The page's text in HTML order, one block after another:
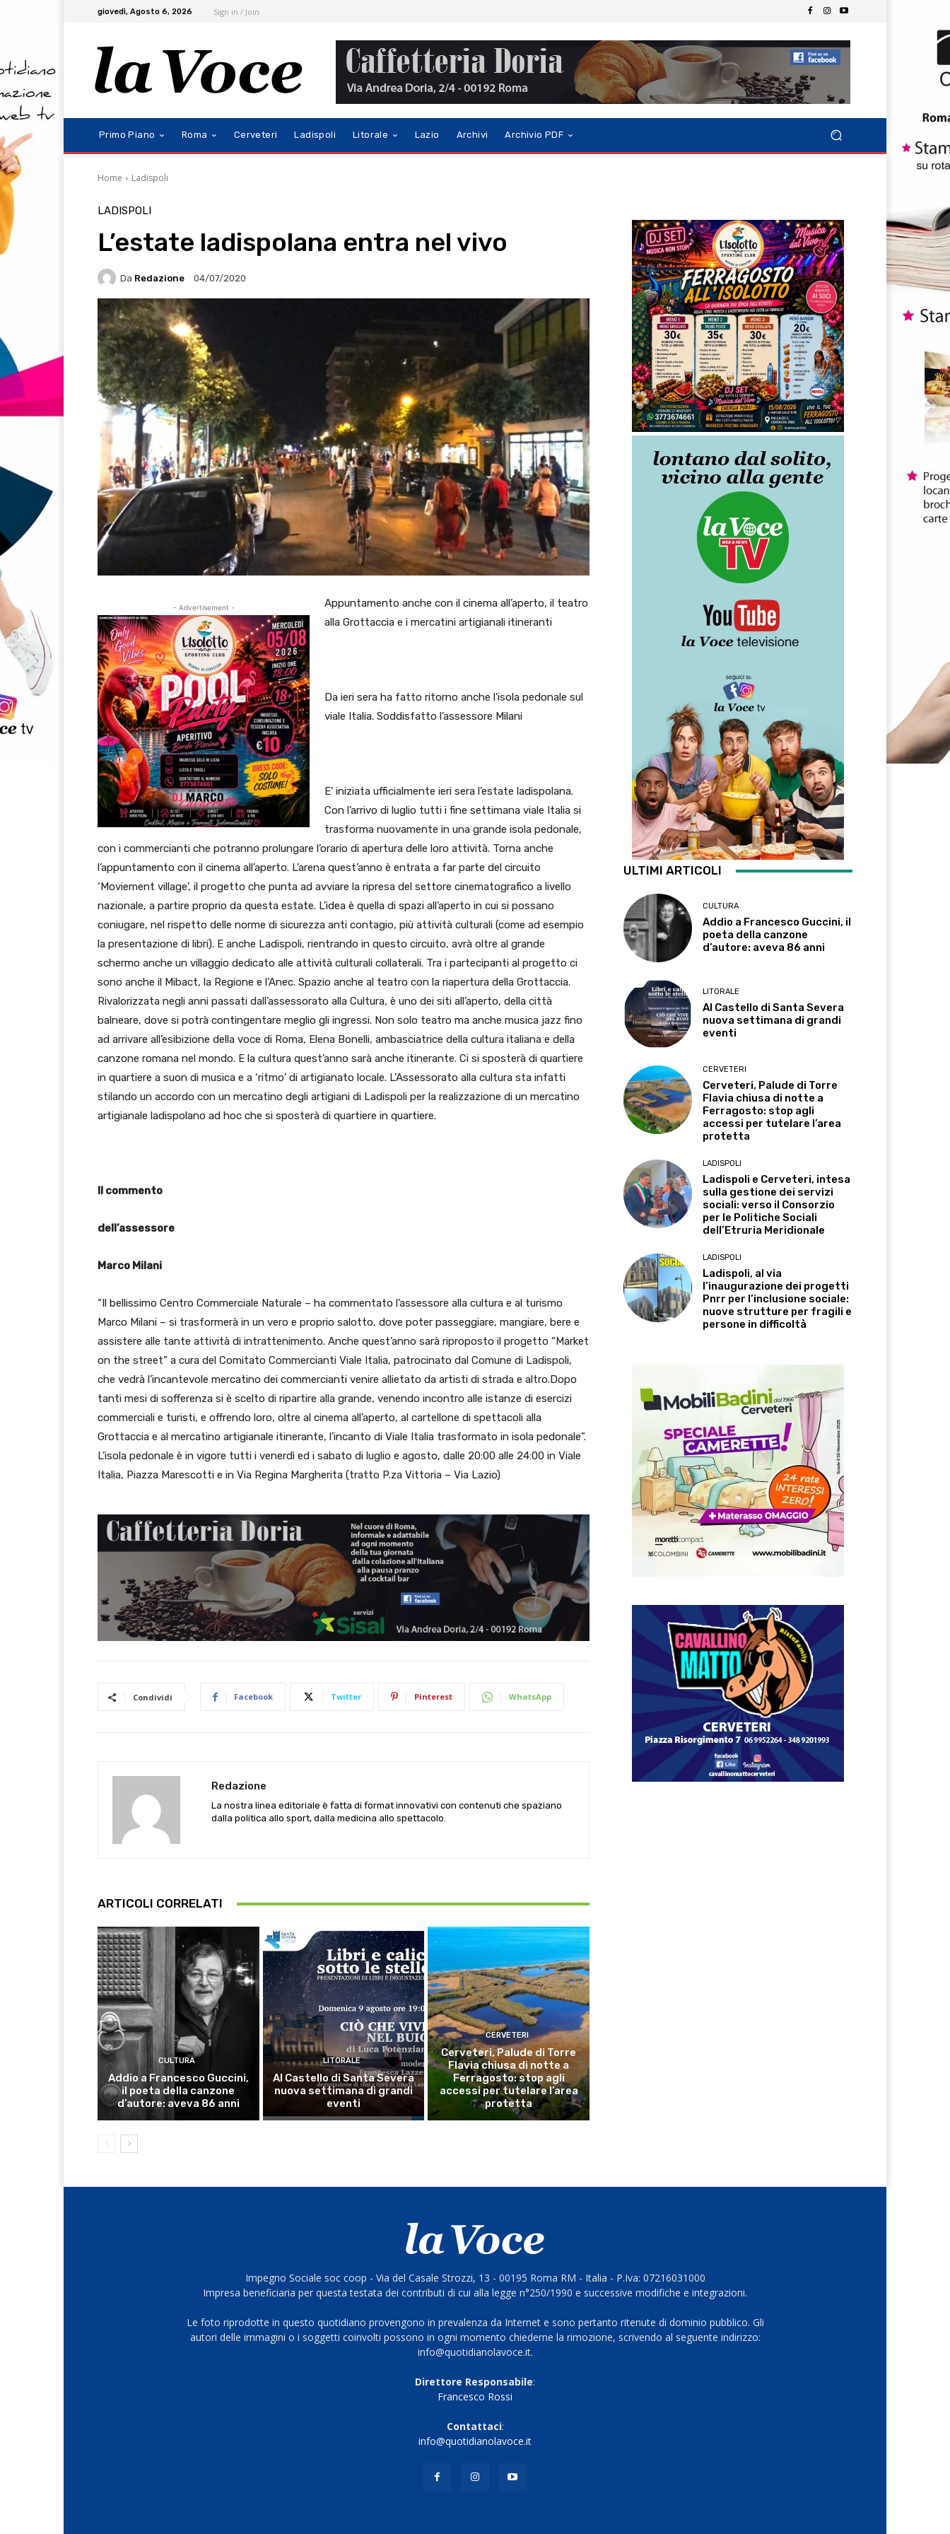
giovedì, Agosto 6, 2026 Sign in / Join
Primo Piano Roma Cerveteri Ladispoli Litorale Lazio Archivi Archivio PDF
Home Ladispoli
LADISPOLI
L’estate ladispolana entra nel vivo
Da Redazione 04/07/2020
- Advertisement -
Appuntamento anche con il cinema all’aperto, il teatro
alla Grottaccia e i mercatini artigianali itineranti
Da ieri sera ha fatto ritorno anche l’isola pedonale sul
viale Italia. Soddisfatto l’assessore Milani
E’ iniziata ufficialmente ieri sera l’estate ladispolana.
Con l’arrivo di luglio tutti i fine settimana viale Italia si
trasforma nuovamente in una grande isola pedonale,
con i commercianti che potranno prolungare l’orario di apertura delle loro attività. Torna anche
l’appuntamento con il cinema all’aperto. L’arena quest’anno è entrata a far parte del circuito
‘Moviement village’, il progetto che punta ad avviare la ripresa del settore cinematografico a livello
nazionale, a partire proprio da questa estate. L’idea è quella di spazi all’aperto in cui si possano
coniugare, nel rispetto delle norme di sicurezza anti contagio, più attività culturali (come ad esempio
la presentazione di libri). E anche Ladispoli, rientrando in questo circuito, avrà oltre al grande
schermo anche un villaggio dedicato alle attività culturali collaterali. Tra i partecipanti al progetto ci
sono anche il Mibact, la Regione e l’Anec. Spazio anche al teatro con la riapertura della Grottaccia.
Rivalorizzata negli anni passati dall’assessorato alla Cultura, è uno dei siti all’aperto, della città
balneare, dove si potrà contingentare meglio gli ingressi. Non solo teatro ma anche musica jazz fino
ad arrivare all’esibizione della voce di Roma, Elena Bonelli, ambasciatrice della cultura italiana e della
canzone romana nel mondo. E la cultura quest’anno sarà anche itinerante. Ci si sposterà di quartiere
in quartiere a suon di musica e a ‘ritmo’ di artigianato locale. L’Assessorato alla cultura sta infatti
stilando un accordo con un mercatino degli artigiani di Ladispoli per la realizzazione di un mercatino
artigianale ladispolano ad hoc che si sposterà di quartiere in quartiere.
Il commento
dell’assessore
Marco Milani
“Il bellissimo Centro Commerciale Naturale – ha commentato l’assessore alla cultura e al turismo
Marco Milani – si trasformerà in un vero e proprio salotto, dove poter passeggiare, mangiare, bere e
assistere alle tante attività di intrattenimento. Anche quest’anno sarà riproposto il progetto “Market
on the street” a cura del Comitato Commercianti Viale Italia, patrocinato dal Comune di Ladispoli,
che vedrà l’incantevole mercatino dei commercianti venire allietato da artisti di strada e altro.Dopo
tanti mesi di sofferenza si è scelto di ripartire alla grande, venendo incontro alle istanze di esercizi
commerciali e turisti, e offrendo loro, oltre al cinema all’aperto, al cartellone di spettacoli alla
Grottaccia e al mercatino artigianale itinerante, l’incanto di Viale Italia trasformato in isola pedonale”.
L’isola pedonale è in vigore tutti i venerdì ed i sabato di luglio e agosto, dalle 20:00 alle 24:00 in Viale
Italia, Piazza Marescotti e in Via Regina Margherita (tratto P.za Vittoria – Via Lazio)
Condividi Facebook Twitter Pinterest WhatsApp
Redazione
La nostra linea editoriale è fatta di format innovativi con contenuti che spaziano
dalla politica allo sport, dalla medicina allo spettacolo.
ARTICOLI CORRELATI
CULTURA
Addio a Francesco Guccini,
il poeta della canzone
d’autore: aveva 86 anni
LITORALE
Al Castello di Santa Severa
nuova settimana di grandi
eventi
CERVETERI
Cerveteri, Palude di Torre
Flavia chiusa di notte a
Ferragosto: stop agli
accessi per tutelare l’area
protetta
ULTIMI ARTICOLI
CULTURA
Addio a Francesco Guccini, il
poeta della canzone
d’autore: aveva 86 anni
LITORALE
Al Castello di Santa Severa
nuova settimana di grandi
eventi
CERVETERI
Cerveteri, Palude di Torre
Flavia chiusa di notte a
Ferragosto: stop agli
accessi per tutelare l’area
protetta
LADISPOLI
Ladispoli e Cerveteri, intesa
sulla gestione dei servizi
sociali: verso il Consorzio
per le Politiche Sociali
dell’Etruria Meridionale
LADISPOLI
Ladispoli, al via
l’inaugurazione dei progetti
Pnrr per l’inclusione sociale:
nuove strutture per fragili e
persone in difficoltà
Impegno Sociale soc coop - Via del Casale Strozzi, 13 - 00195 Roma RM - Italia - P.Iva: 07216031000
Impresa beneficiaria per questa testata dei contributi di cui alla legge n°250/1990 e successive modifiche e integrazioni.
Le foto riprodotte in questo quotidiano provengono in prevalenza da Internet e sono pertanto ritenute di dominio pubblico. Gli
autori delle immagini o i soggetti coinvolti possono in ogni momento chiederne la rimozione, scrivendo al seguente indirizzo:
info@quotidianolavoce.it.
Direttore Responsabile:
Francesco Rossi
Contattaci:
info@quotidianolavoce.it